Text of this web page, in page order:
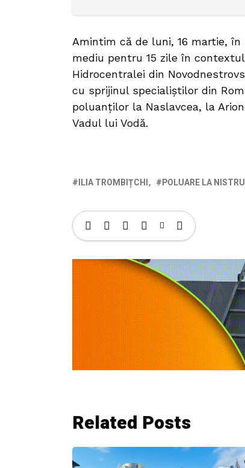
Amintim că de luni, 16 martie,
mediu pentru 15 zile în
Hidrocentralei din
cu sprijinul specialiștilor din
poluanților la Naslavcea, la
Vadul lui Vodă.
ILIA TROMBIȚCHI POLUARE LA NISTRU
Related Posts